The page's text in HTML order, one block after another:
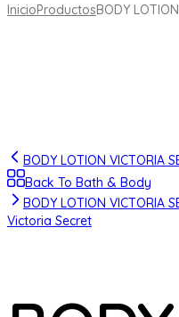
InicioProductosBODY
BODY LOTION VICTORIA
Back To Bath & Body
BODY LOTION VICTORIA
Victoria Secret